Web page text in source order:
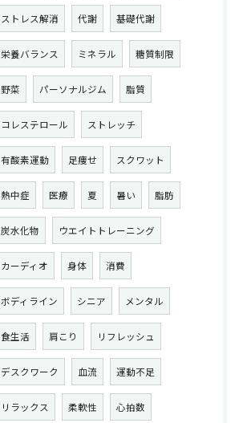
ストレス解消 代謝 基礎代謝
栄養バランス ミネラル 糖質制限
野菜 パーソナルジム 脂質
コレステロール ストレッチ
有酸素運動 足痩せ スクワット
熱中症 医療 夏 暑い 脂肪
炭水化物 ウエイトトレーニング
カーディオ 身体 消費
ボディライン シニア メンタル
食生活 肩こり リフレッシュ
デスクワーク 血流 運動不足
リラックス 柔軟性 心拍数